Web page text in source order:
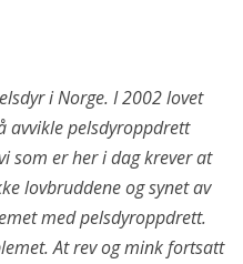
i Norge. I 2002 lovet
avvikle pelsdyroppdrett
som er her i dag krever at
lovbruddene og synet av
med pelsdyroppdrett.
At rev og mink fortsatt